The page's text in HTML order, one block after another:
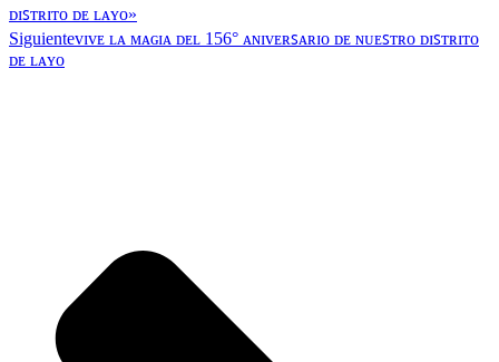
ᴅɪꜱᴛʀɪᴛᴏ ᴅᴇ ʟᴀʏᴏ»
Siguienteᴠɪᴠᴇ ʟᴀ ᴍᴀɢɪᴀ ᴅᴇʟ 156° ᴀɴɪᴠᴇʀꜱᴀʀɪᴏ ᴅᴇ ɴᴜᴇꜱᴛʀᴏ ᴅɪꜱᴛʀɪᴛᴏ
ᴅᴇ ʟᴀʏᴏ